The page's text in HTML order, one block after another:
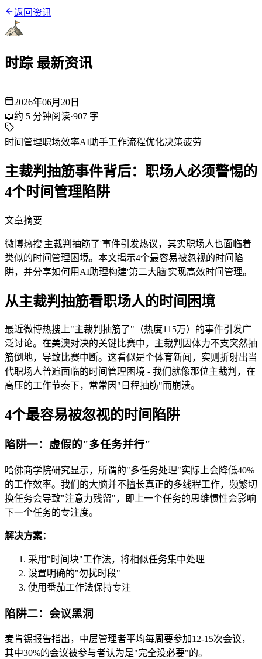
返回资讯
时踪 最新资讯
2026年06月20日
📖约 5 分钟阅读·907 字
时间管理职场效率AI助手工作流程优化决策疲劳
主裁判抽筋事件背后：职场人必须警惕的
4个时间管理陷阱
文章摘要
微博热搜'主裁判抽筋了'事件引发热议，其实职场人也面临着
类似的时间管理困境。本文揭示4个最容易被忽视的时间陷
阱，并分享如何用AI助理构建'第二大脑'实现高效时间管理。
从主裁判抽筋看职场人的时间困境
最近微博热搜上"主裁判抽筋了"（热度115万）的事件引发广
泛讨论。在美澳对决的关键比赛中，主裁判因体力不支突然抽
筋倒地，导致比赛中断。这看似是个体育新闻，实则折射出当
代职场人普遍面临的时间管理困境 - 我们就像那位主裁判，在
高压的工作节奏下，常常因"日程抽筋"而崩溃。
4个最容易被忽视的时间陷阱
陷阱一：虚假的"多任务并行"
哈佛商学院研究显示，所谓的"多任务处理"实际上会降低40%
的工作效率。我们的大脑并不擅长真正的多线程工作，频繁切
换任务会导致"注意力残留"，即上一个任务的思维惯性会影响
下一个任务的专注度。
解决方案：
采用"时间块"工作法，将相似任务集中处理
设置明确的"勿扰时段"
使用番茄工作法保持专注
陷阱二：会议黑洞
麦肯锡报告指出，中层管理者平均每周要参加12-15次会议，
其中30%的会议被参与者认为是"完全没必要"的。